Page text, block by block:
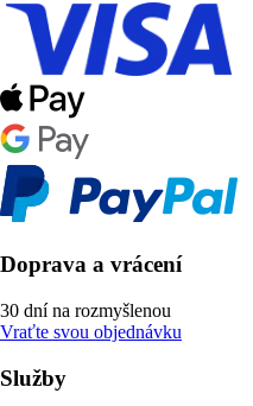
Doprava a vrácení
30 dní na rozmyšlenou
Vraťte svou objednávku
Služby